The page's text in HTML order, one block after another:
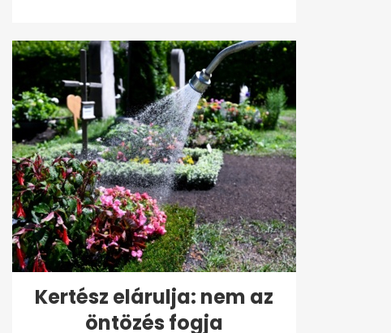
Kertész elárulja: nem az
öntözés fogja